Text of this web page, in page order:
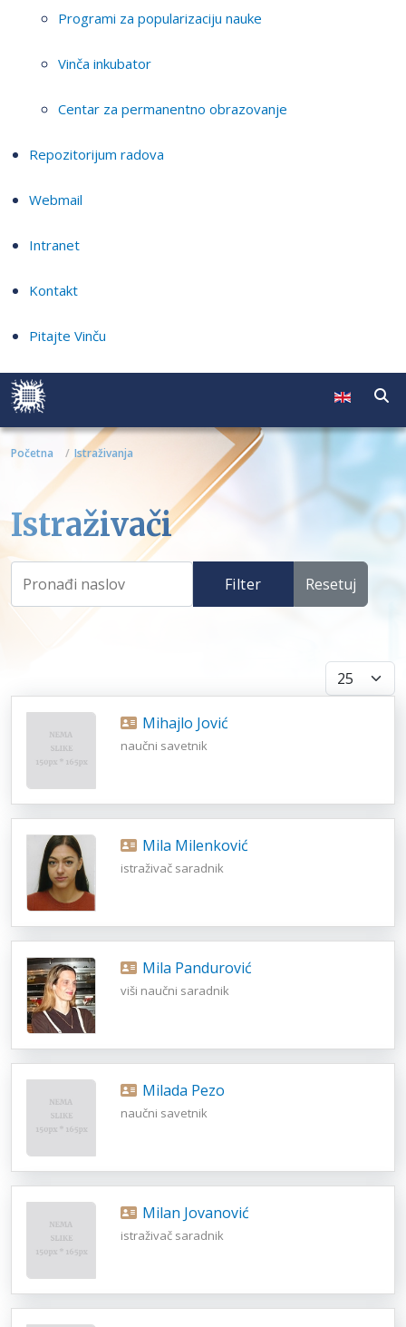
Programi za popularizaciju nauke
Vinča inkubator
Centar za permanentno obrazovanje
Repozitorijum radova
Webmail
Intranet
Kontakt
Pitajte Vinču
Početna Istraživanja
Istraživači
Filter Resetuj
Prikaži broj
Mihajlo Jović
naučni savetnik
Mila Milenković
istraživač saradnik
Mila Pandurović
viši naučni saradnik
Milada Pezo
naučni savetnik
Milan Jovanović
istraživač saradnik